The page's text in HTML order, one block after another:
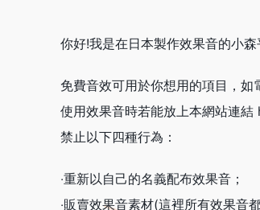
你好!我是在日本製作效果音的小森
免費音效可用於你想用的項目，如
使用效果音時若能放上本網站連
禁止以下四種行為：
‧重新以自己的名義配布效果音；
‧販賣效果音素材(這裡所有效果音